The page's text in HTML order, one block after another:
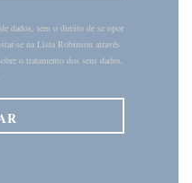
dados, tem o direito de se opor
se na Lista Robinson através
o tratamento dos seus dados,